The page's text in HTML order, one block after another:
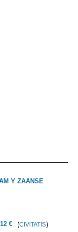
Y ZAANSE
€ (CIVITATIS)